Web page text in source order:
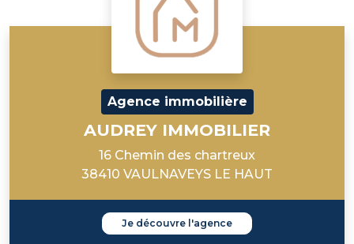
Agence immobilière
AUDREY IMMOBILIER
16 Chemin des chartreux
38410 VAULNAVEYS LE HAUT
Je découvre l'agence